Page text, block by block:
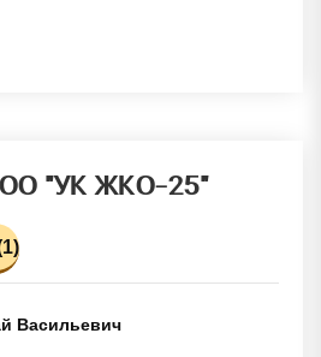
"УК ЖКО-25"
Васильевич